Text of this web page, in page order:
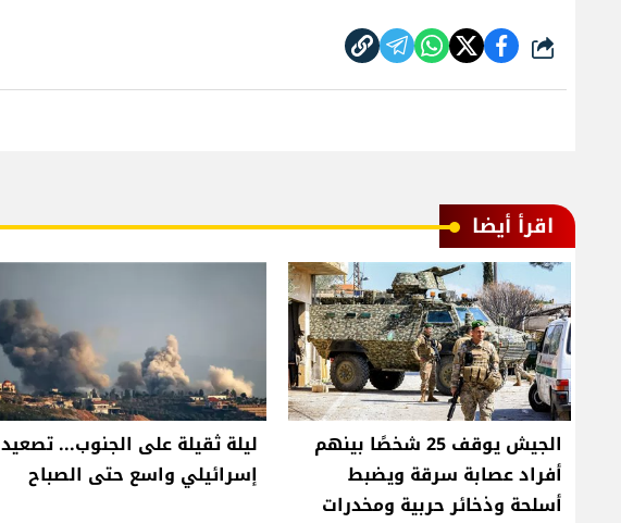
شارك
اقرأ أيضا
الجيش يوقف 25 شخصًا بينهم
أفراد عصابة سرقة ويضبط
أسلحة وذخائر حربية ومخدرات
ليلة ثقيلة على الجنوب... تصعيد
إسرائيلي واسع حتى الصباح